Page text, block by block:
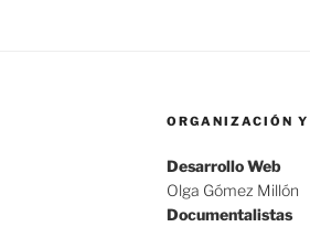
ORGANIZACIÓN
Desarrollo Web
Olga Gómez Millón
Documentalistas